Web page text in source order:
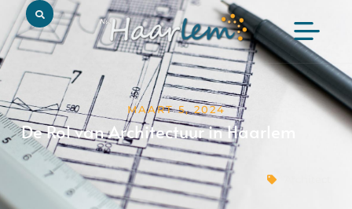
MAART 5, 2024
De Rol van Architectuur in Haarlem